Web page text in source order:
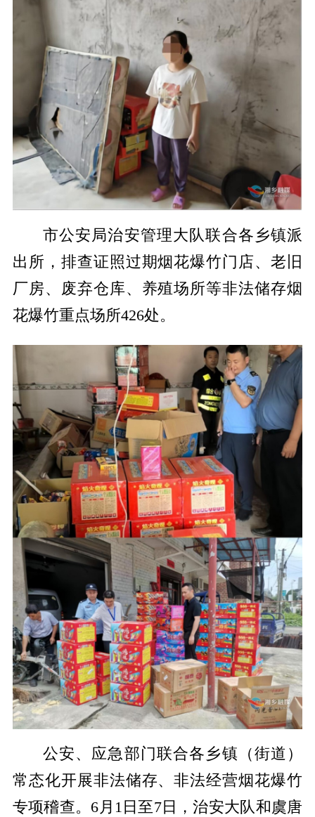
市公安局治安管理大队联合各乡镇派
出所，排查证照过期烟花爆竹门店、老旧
厂房、废弃仓库、养殖场所等非法储存烟
花爆竹重点场所426处。
公安、应急部门联合各乡镇（街道）
常态化开展非法储存、非法经营烟花爆竹
专项稽查。6月1日至7日，治安大队和虞唐